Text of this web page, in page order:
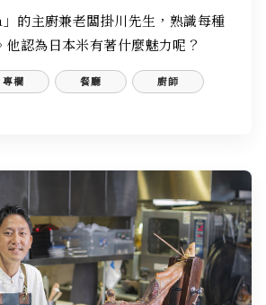
的主廚兼老闆掛川先生，熟識每種
他認為日本米有著什麼魅力呢？
專欄 餐廳
廚師